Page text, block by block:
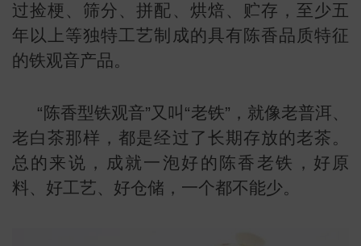
过捡梗、筛分、拼配、烘焙、贮存，至少五
年以上等独特工艺制成的具有陈香品质特征
的铁观音产品。
“陈香型铁观音”又叫“老铁”，就像老普洱、
老白茶那样，都是经过了长期存放的老茶。
总的来说，成就一泡好的陈香老铁，好原
料、好工艺、好仓储，一个都不能少。